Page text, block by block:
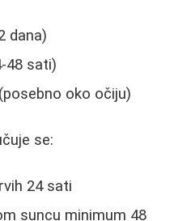
dana)
48 sati)
oko očiju)
se:
24 sati
suncu minimum 48